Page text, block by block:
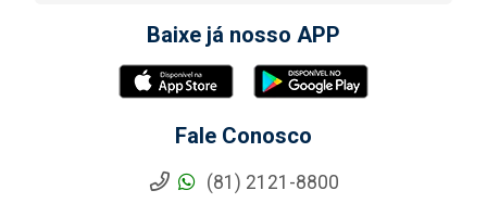
Baixe já nosso APP
Fale Conosco
(81) 2121-8800